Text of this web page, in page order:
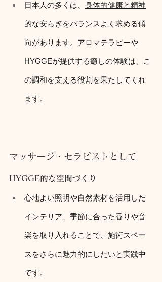
日本人の多くは、 身体的健康と精神
的な安らぎをバランス よく求める傾
向があります。アロマテラピーや
HYGGEが提供する癒しの体験は、こ
の調和を支える役割を果たしてくれ
ます。
マッサージ・セラピストとして
HYGGE的な空間づくり
心地よい照明や自然素材を活用した
インテリア、季節に合った香りや音
楽を取り入れることで、施術スペー
スをさらに魅力的にしたいと実践中
です。